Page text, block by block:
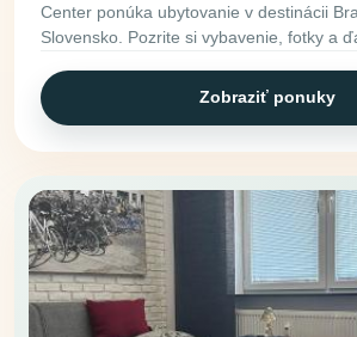
Center ponúka ubytovanie v destinácii
Slovensko. Pozrite si vybavenie, fotky a
Zobraziť ponuky